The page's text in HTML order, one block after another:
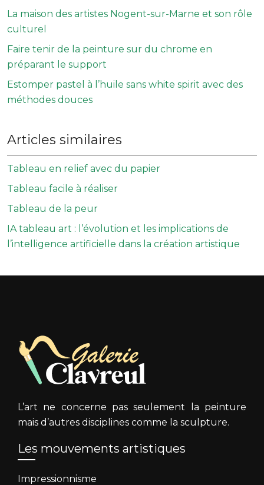
La maison des artistes Nogent-sur-Marne et son rôle
culturel
Faire tenir de la peinture sur du chrome en
préparant le support
Estomper pastel à l’huile sans white spirit avec des
méthodes douces
Articles similaires
Tableau en relief avec du papier
Tableau facile à réaliser
Tableau de la peur
IA tableau art : l’évolution et les implications de
l’intelligence artificielle dans la création artistique
L’art ne concerne pas seulement la peinture
mais d’autres disciplines comme la sculpture.
Les mouvements artistiques
Impressionnisme